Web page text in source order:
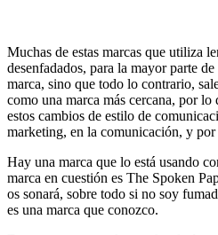
Muchas de estas marcas que utiliza
desenfadados, para la mayor parte
marca, sino que todo lo contrario,
como una marca más cercana, por lo
estos cambios de estilo de
marketing, en la comunicación, y por
Hay una marca que lo está usando
marca en cuestión es The Spoken
os sonará, sobre todo si no soy
es una marca que conozco.